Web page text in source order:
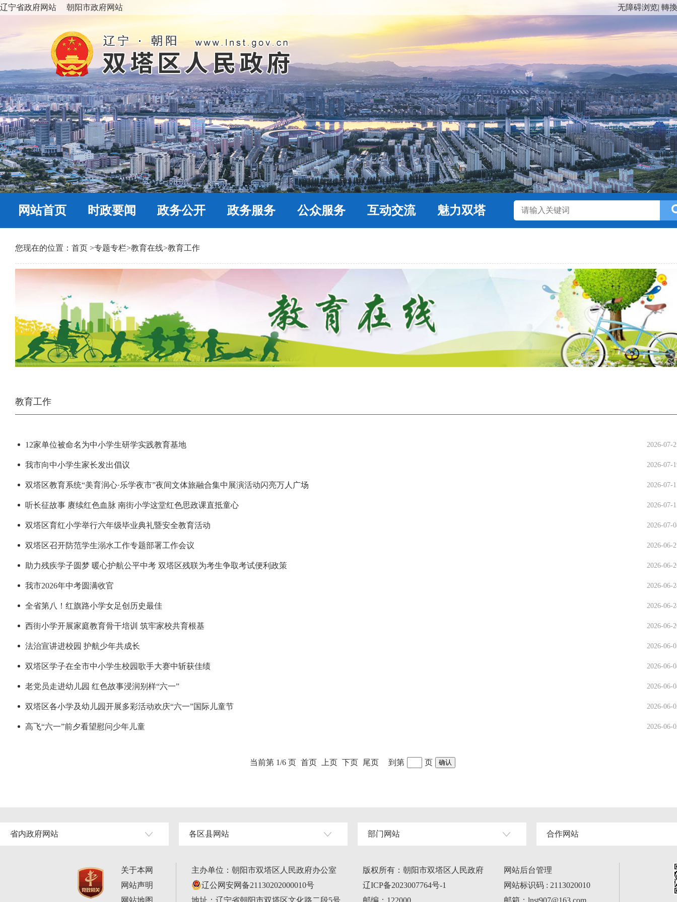
辽宁省政府网站 朝阳市政府网站 无障碍浏览| 轉
网站首页 时政要闻 政务公开 政务服务 公众服务 互动交流 魅力双塔
您现在的位置： 首页 >专题专栏>教育在线>教育工作
教育工作
12家单位被命名为中小学生研学实践教育基地 2026-07-
我市向中小学生家长发出倡议 2026-07-
双塔区教育系统“美育润心·乐学夜市”夜间文体旅融合集中展演活动闪亮万人广场 2026-07-
听长征故事 赓续红色血脉 南街小学这堂红色思政课直抵童心 2026-07-
双塔区育红小学举行六年级毕业典礼暨安全教育活动 2026-07-
双塔区召开防范学生溺水工作专题部署工作会议 2026-06-
助力残疾学子圆梦 暖心护航公平中考 双塔区残联为考生争取考试便利政策 2026-06-
我市2026年中考圆满收官 2026-06-
全省第八！红旗路小学女足创历史最佳 2026-06-
西街小学开展家庭教育骨干培训 筑牢家校共育根基 2026-06-
法治宣讲进校园 护航少年共成长 2026-06-
双塔区学子在全市中小学生校园歌手大赛中斩获佳绩 2026-06-
老党员走进幼儿园 红色故事浸润别样“六一” 2026-06-
双塔区各小学及幼儿园开展多彩活动欢庆“六一”国际儿童节 2026-06-
高飞“六一”前夕看望慰问少年儿童 2026-06-
当前第 1/6 页 首页 上页 下页 尾页 到第 页
省内政府网站 各区县网站 部门网站 合作网站
关于本网
网站声明
网站地图
主办单位：朝阳市双塔区人民政府办公室
辽公网安网备21130202000010号
地址：辽宁省朝阳市双塔区文化路二段5号
版权所有：朝阳市双塔区人民政府
辽ICP备2023007764号-1
邮编：122000
网站后台管理
网站标识码 : 2113020010
邮箱：lnst907@163.com